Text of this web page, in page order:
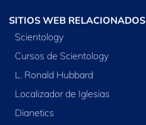
SITIOS WEB RELACIONADOS
Scientology
Cursos de Scientology
L. Ronald Hubbard
Localizador de Iglesias
Dianetics